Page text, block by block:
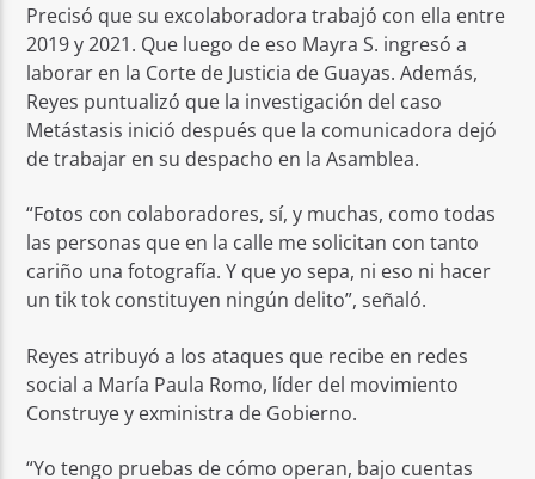
Precisó que su excolaboradora trabajó con ella entre
2019 y 2021. Que luego de eso Mayra S. ingresó a
laborar en la Corte de Justicia de Guayas. Además,
Reyes puntualizó que la investigación del caso
Metástasis inició después que la comunicadora dejó
de trabajar en su despacho en la Asamblea.
“Fotos con colaboradores, sí, y muchas, como todas
las personas que en la calle me solicitan con tanto
cariño una fotografía. Y que yo sepa, ni eso ni hacer
un tik tok constituyen ningún delito”, señaló.
Reyes atribuyó a los ataques que recibe en redes
social a María Paula Romo, líder del movimiento
Construye y exministra de Gobierno.
“Yo tengo pruebas de cómo operan, bajo cuentas